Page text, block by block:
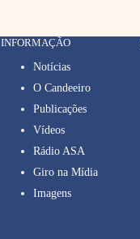
INFORMAÇÃO
Notícias
O Candeeiro
Publicações
Vídeos
Rádio ASA
Giro na Mídia
Imagens